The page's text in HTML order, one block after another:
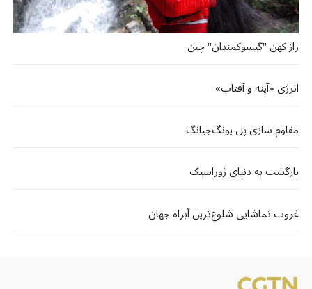
راز کهن "گیسوکمندان" چین
انرژی «آینه و آفتاب»
مقاوم سازی پل یونگ‌جیانگ
بازگشت به دنیای ژوراسیک
غروب تماشایی شلوغ‌ترین آبراه جهان